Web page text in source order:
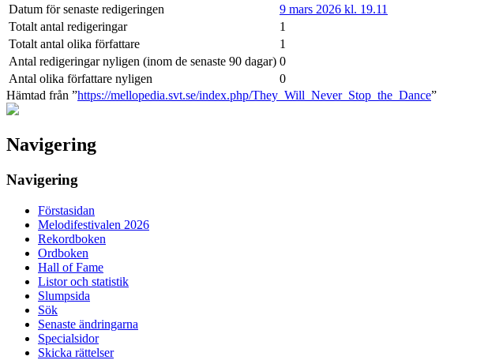
Datum för senaste redigeringen
9 mars 2026 kl. 19.11
Totalt antal redigeringar
1
Totalt antal olika författare
1
Antal redigeringar nyligen (inom de senaste 90 dagar) 0
Antal olika författare nyligen
0
Hämtad från ”https://mellopedia.svt.se/index.php/They_Will_Never_Stop_the_Dance”
Navigering
Navigering
Förstasidan
Melodifestivalen 2026
Rekordboken
Ordboken
Hall of Fame
Listor och statistik
Slumpsida
Sök
Senaste ändringarna
Specialsidor
Skicka rättelser